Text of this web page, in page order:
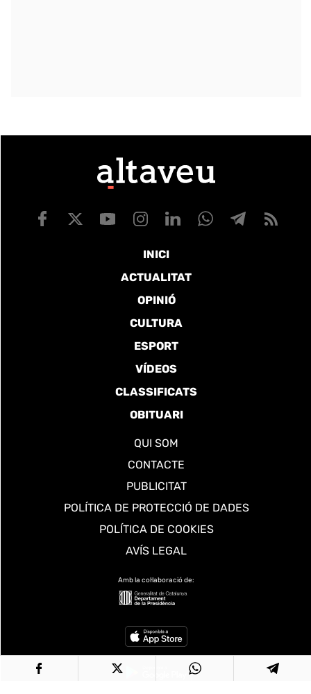
INICI
ACTUALITAT
OPINIÓ
CULTURA
ESPORT
VÍDEOS
CLASSIFICATS
OBITUARI
QUI SOM
CONTACTE
PUBLICITAT
POLÍTICA DE PROTECCIÓ DE DADES
POLÍTICA DE COOKIES
AVÍS LEGAL
Amb la col·laboració de: